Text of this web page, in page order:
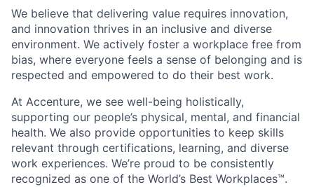
We believe that delivering value requires innovation,
and innovation thrives in an inclusive and diverse
environment. We actively foster a workplace free from
bias, where everyone feels a sense of belonging and is
respected and empowered to do their best work.
At Accenture, we see well-being holistically,
supporting our people’s physical, mental, and financial
health. We also provide opportunities to keep skills
relevant through certifications, learning, and diverse
work experiences. We’re proud to be consistently
recognized as one of the World’s Best Workplaces™.